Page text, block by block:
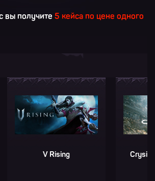
вы получите 5 кейса по цене одного
Crysis 2 Remastered